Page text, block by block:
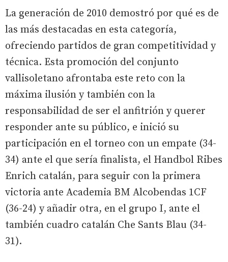
La generación de 2010 demostró por qué es de
las más destacadas en esta categoría,
ofreciendo partidos de gran competitividad y
técnica. Esta promoción del conjunto
vallisoletano afrontaba este reto con la
máxima ilusión y también con la
responsabilidad de ser el anfitrión y querer
responder ante su público, e inició su
participación en el torneo con un empate (34-
34) ante el que sería finalista, el Handbol Ribes
Enrich catalán, para seguir con la primera
victoria ante Academia BM Alcobendas 1CF
(36-24) y añadir otra, en el grupo I, ante el
también cuadro catalán Che Sants Blau (34-
31).